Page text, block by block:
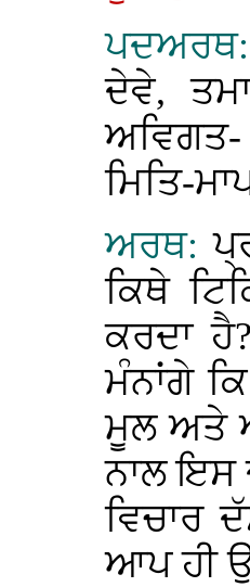
ਦੇਵੇ,
ਅਵਿਗਤ-
ਮਿਤਿ-
ਅਰਥ:
ਕਿਥੇ
ਕਰਦਾ
ਮੰਨਾਂਗੇ
ਮੂਲ ਅਤੇ
ਨਾਲ ਇਸ
ਵਿਚਾਰ
ਆਪ ਹੀ